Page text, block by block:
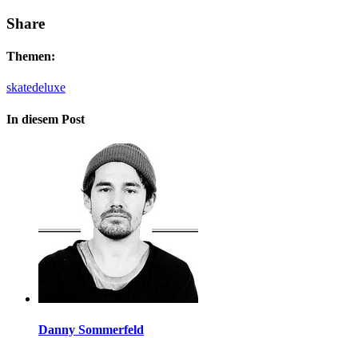
Share
Themen:
skatedeluxe
In diesem Post
Danny Sommerfeld